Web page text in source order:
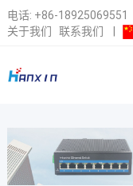
电话: +86-18925069551
关于我们
联系我们